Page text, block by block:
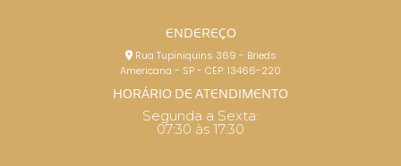
ENDEREÇO
Rua Tupiniquins 369 - Brieds
Americana - SP - CEP: 13466-220
HORÁRIO DE ATENDIMENTO
Segunda a Sexta:
07:30 às 17:30